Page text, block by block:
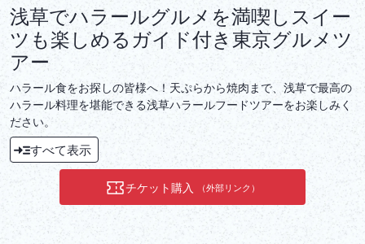
浅草でハラールグルメを満喫しスイー
ツも楽しめるガイド付き東京グルメツ
アー
ハラール食をお探しの皆様へ！天ぷらから焼肉まで、浅草で最高の
ハラール料理を堪能できる浅草ハラールフードツアーをお楽しみく
ださい。
すべて表示
チケット購入 （外部リンク）